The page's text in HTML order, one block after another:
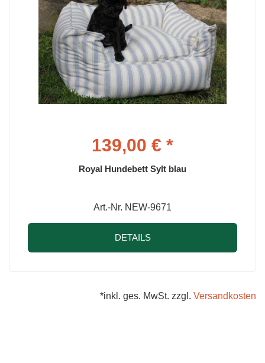
139,00 € *
Royal Hundebett Sylt blau
Art.-Nr. NEW-9671
DETAILS
*inkl. ges. MwSt. zzgl. Versandkosten